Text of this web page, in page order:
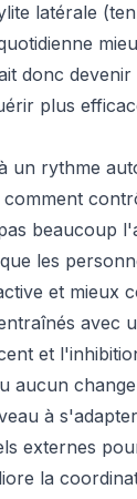
latérale
donc
plus
un rythme
beaucoup
les
et mieux
avec
et
à
externes
la